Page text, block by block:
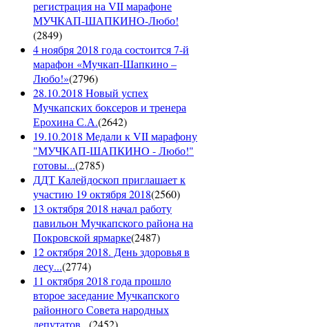
регистрация на VII марафоне
МУЧКАП-ШАПКИНО-Любо!
(2849)
4 ноября 2018 года состоится 7-й
марафон «Мучкап-Шапкино –
Любо!»(2796)
28.10.2018 Новый успех
Мучкапских боксеров и тренера
Ерохина С.А.(2642)
19.10.2018 Медали к VII марафону
"МУЧКАП-ШАПКИНО - Любо!"
готовы...(2785)
ДДТ Калейдоскоп приглашает к
участию 19 октября 2018(2560)
13 октября 2018 начал работу
павильон Мучкапского района на
Покровской ярмарке(2487)
12 октября 2018. День здоровья в
лесу...(2774)
11 октября 2018 года прошло
второе заседание Мучкапского
районного Совета народных
депутатов...(2452)